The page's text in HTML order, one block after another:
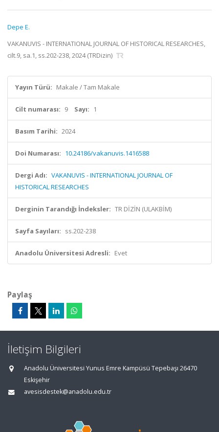
Depe E.
VAKANUVIS - INTERNATIONAL JOURNAL OF HISTORICAL RESEARCHES,
cilt.9, sa.1, ss.202-238, 2024 (TRDizin)
Yayın Türü: Makale / Tam Makale
Cilt numarası: 9 Sayı: 1
Basım Tarihi: 2024
Doi Numarası: 10.24186/vakanuvis.1416588
Dergi Adı: VAKANUVIS - INTERNATIONAL JOURNAL OF
HISTORICAL RESEARCHES
Derginin Tarandığı İndeksler: TR DİZİN (ULAKBİM)
Sayfa Sayıları: ss.202-238
Anadolu Üniversitesi Adresli: Evet
Paylaş
İletişim Bilgileri
Anadolu Üniversitesi Yunus Emre Kampüsü Tepebaşı 26470
Eskişehir
avesisdestek@anadolu.edu.tr